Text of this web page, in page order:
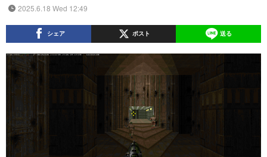
2025.6.18 Wed 12:49
シェア ポスト 送る